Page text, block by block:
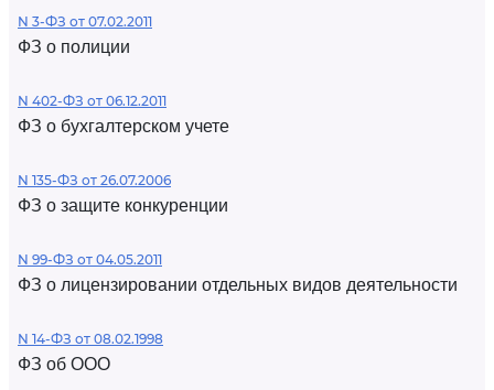
N 3-ФЗ от 07.02.2011
ФЗ о полиции
N 402-ФЗ от 06.12.2011
ФЗ о бухгалтерском учете
N 135-ФЗ от 26.07.2006
ФЗ о защите конкуренции
N 99-ФЗ от 04.05.2011
ФЗ о лицензировании отдельных видов деятельности
N 14-ФЗ от 08.02.1998
ФЗ об ООО